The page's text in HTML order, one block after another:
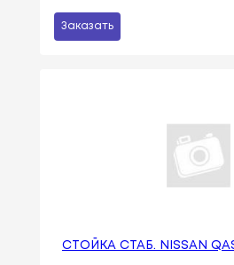
Заказать
СТОЙКА СТАБ. NISSAN